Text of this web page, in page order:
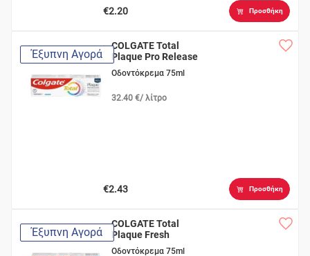
€2.20 Προσθήκη
Έξυπνη Αγορά
COLGATE Total
Plaque Pro Release
Οδοντόκρεμα 75ml
32.40 €/ λίτρο
€2.43 Προσθήκη
Έξυπνη Αγορά
COLGATE Total
Plaque Fresh
Οδοντόκρεμα 75ml